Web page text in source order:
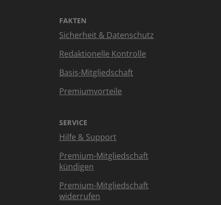
FAKTEN
Sicherheit & Datenschutz
Redaktionelle Kontrolle
Basis-Mitgliedschaft
Premiumvorteile
SERVICE
Hilfe & Support
Premium-Mitgliedschaft
kündigen
Premium-Mitgliedschaft
widerrufen